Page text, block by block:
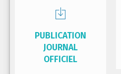
PUBLICATION
JOURNAL
OFFICIEL